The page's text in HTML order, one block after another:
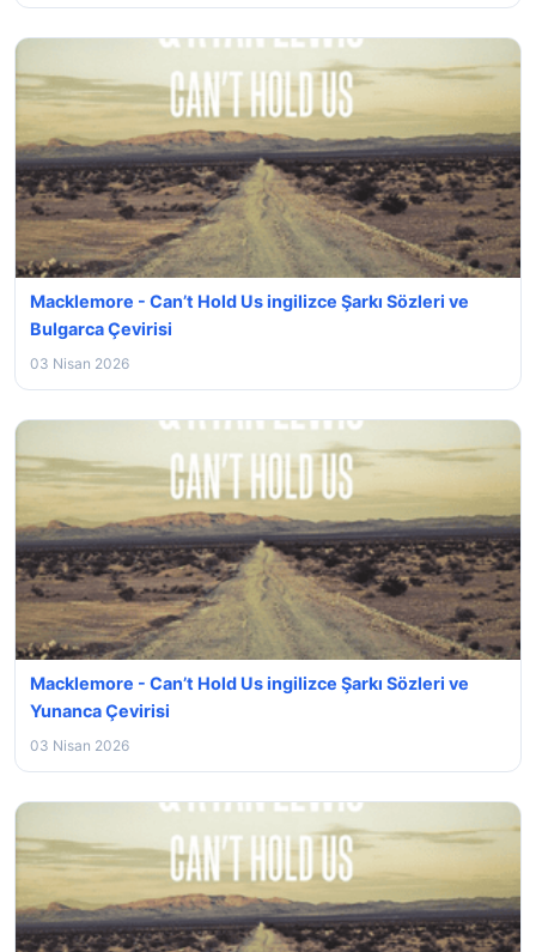
Macklemore - Can’t Hold Us ingilizce Şarkı Sözleri ve
Bulgarca Çevirisi
03 Nisan 2026
Macklemore - Can’t Hold Us ingilizce Şarkı Sözleri ve
Yunanca Çevirisi
03 Nisan 2026